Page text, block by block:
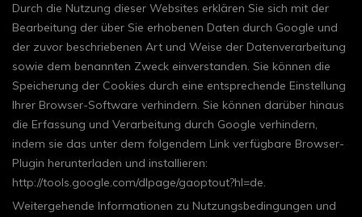
Durch die Nutzung dieser Websites erklären Sie sich mit der
Bearbeitung der über Sie erhobenen Daten durch Google und
der zuvor beschriebenen Art und Weise der Datenverarbeitung
sowie dem benannten Zweck einverstanden. Sie können die
Speicherung der Cookies durch eine entsprechende Einstellung
Ihrer Browser-Software verhindern. Sie können darüber hinaus
die Erfassung und Verarbeitung durch Google verhindern,
indem sie das unter dem folgendem Link verfügbare Browser-
Plugin herunterladen und installieren:
http://tools.google.com/dlpage/gaoptout?hl=de.
Weitergehende Informationen zu Nutzungsbedingungen und